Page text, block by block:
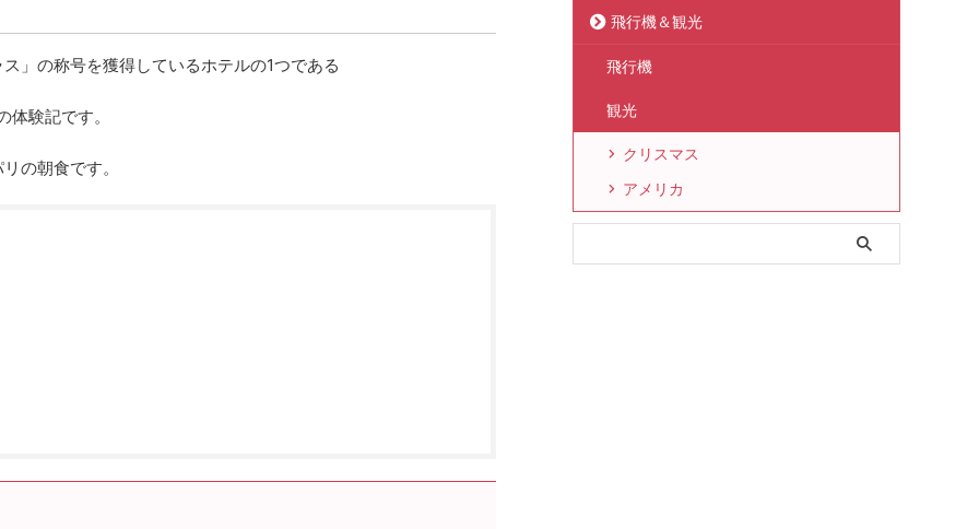
」の称号を獲得しているホテルの1つである
験記です。
の朝食です。
飛行機＆観光
飛行機
観光
クリスマス
アメリカ